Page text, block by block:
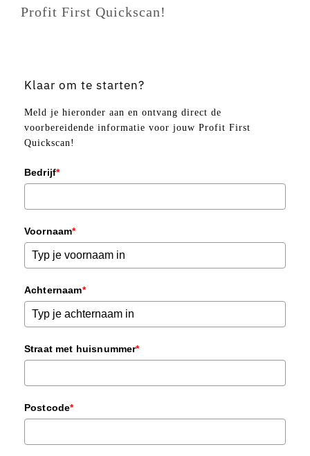
Profit First Quickscan!
Klaar om te starten?
Meld je hieronder aan en ontvang direct de
voorbereidende informatie voor jouw Profit First
Quickscan!
Bedrijf*
Voornaam*
Achternaam*
Straat met huisnummer*
Postcode*